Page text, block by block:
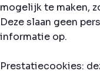
mogelijk te maken,
Deze slaan geen
informatie op.
Prestatiecookies: